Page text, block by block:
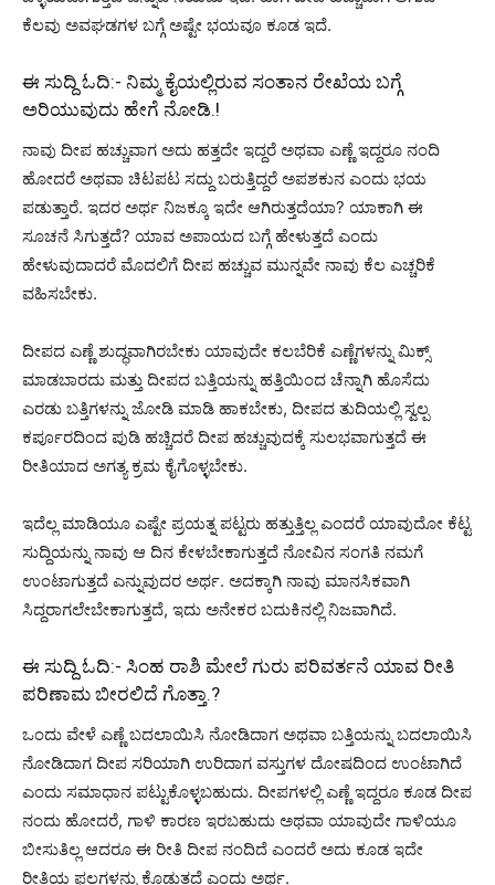
ಕೆಲವು ಅವಘಡಗಳ ಬಗ್ಗೆ ಅಷ್ಟೇ ಭಯವೂ ಕೂಡ ಇದೆ.
ಈ ಸುದ್ದಿ ಓದಿ:- ನಿಮ್ಮ ಕೈಯಲ್ಲಿರುವ ಸಂತಾನ ರೇಖೆಯ ಬಗ್ಗೆ
ಅರಿಯುವುದು ಹೇಗೆ ನೋಡಿ.!
ನಾವು ದೀಪ ಹಚ್ಚುವಾಗ ಅದು ಹತ್ತದೇ ಇದ್ದರೆ ಅಥವಾ ಎಣ್ಣೆ ಇದ್ದರೂ ನಂದಿ
ಹೋದರೆ ಅಥವಾ ಚಿಟಪಟ ಸದ್ದು ಬರುತ್ತಿದ್ದರೆ ಅಪಶಕುನ ಎಂದು ಭಯ
ಪಡುತ್ತಾರೆ. ಇದರ ಅರ್ಥ ನಿಜಕ್ಕೂ ಇದೇ ಆಗಿರುತ್ತದೆಯಾ? ಯಾಕಾಗಿ ಈ
ಸೂಚನೆ ಸಿಗುತ್ತದೆ? ಯಾವ ಅಪಾಯದ ಬಗ್ಗೆ ಹೇಳುತ್ತದೆ ಎಂದು
ಹೇಳುವುದಾದರೆ ಮೊದಲಿಗೆ ದೀಪ ಹಚ್ಚುವ ಮುನ್ನವೇ ನಾವು ಕೆಲ ಎಚ್ಚರಿಕೆ
ವಹಿಸಬೇಕು.
ದೀಪದ ಎಣ್ಣೆ ಶುದ್ಧವಾಗಿರಬೇಕು ಯಾವುದೇ ಕಲಬೆರಿಕೆ ಎಣ್ಣೆಗಳನ್ನು ಮಿಕ್ಸ್
ಮಾಡಬಾರದು ಮತ್ತು ದೀಪದ ಬತ್ತಿಯನ್ನು ಹತ್ತಿಯಿಂದ ಚೆನ್ನಾಗಿ ಹೊಸೆದು
ಎರಡು ಬತ್ತಿಗಳನ್ನು ಜೋಡಿ ಮಾಡಿ ಹಾಕಬೇಕು, ದೀಪದ ತುದಿಯಲ್ಲಿ ಸ್ವಲ್ಪ
ಕರ್ಪೂರದಿಂದ ಪುಡಿ ಹಚ್ಚಿದರೆ ದೀಪ ಹಚ್ಚುವುದಕ್ಕೆ ಸುಲಭವಾಗುತ್ತದೆ ಈ
ರೀತಿಯಾದ ಅಗತ್ಯ ಕ್ರಮ ಕೈಗೊಳ್ಳಬೇಕು.
ಇದೆಲ್ಲ ಮಾಡಿಯೂ ಎಷ್ಟೇ ಪ್ರಯತ್ನ ಪಟ್ಟರು ಹತ್ತುತ್ತಿಲ್ಲ ಎಂದರೆ ಯಾವುದೋ ಕೆಟ್ಟ
ಸುದ್ದಿಯನ್ನು ನಾವು ಆ ದಿನ ಕೇಳಬೇಕಾಗುತ್ತದೆ ನೋವಿನ ಸಂಗತಿ ನಮಗೆ
ಉಂಟಾಗುತ್ತದೆ ಎನ್ನುವುದರ ಅರ್ಥ. ಅದಕ್ಕಾಗಿ ನಾವು ಮಾನಸಿಕವಾಗಿ
ಸಿದ್ದರಾಗಲೇಬೇಕಾಗುತ್ತದೆ, ಇದು ಅನೇಕರ ಬದುಕಿನಲ್ಲಿ ನಿಜವಾಗಿದೆ.
ಈ ಸುದ್ದಿ ಓದಿ:- ಸಿಂಹ ರಾಶಿ ಮೇಲೆ ಗುರು ಪರಿವರ್ತನೆ ಯಾವ ರೀತಿ
ಪರಿಣಾಮ ಬೀರಲಿದೆ ಗೊತ್ತಾ.?
ಒಂದು ವೇಳೆ ಎಣ್ಣೆ ಬದಲಾಯಿಸಿ ನೋಡಿದಾಗ ಅಥವಾ ಬತ್ತಿಯನ್ನು ಬದಲಾಯಿಸಿ
ನೋಡಿದಾಗ ದೀಪ ಸರಿಯಾಗಿ ಉರಿದಾಗ ವಸ್ತುಗಳ ದೋಷದಿಂದ ಉಂಟಾಗಿದೆ
ಎಂದು ಸಮಾಧಾನ ಪಟ್ಟುಕೊಳ್ಳಬಹುದು. ದೀಪಗಳಲ್ಲಿ ಎಣ್ಣೆ ಇದ್ದರೂ ಕೂಡ ದೀಪ
ನಂದು ಹೋದರೆ, ಗಾಳಿ ಕಾರಣ ಇರಬಹುದು ಅಥವಾ ಯಾವುದೇ ಗಾಳಿಯೂ
ಬೀಸುತಿಲ್ಲ ಆದರೂ ಈ ರೀತಿ ದೀಪ ನಂದಿದೆ ಎಂದರೆ ಅದು ಕೂಡ ಇದೇ
ರೀತಿಯ ಫಲಗಳನ್ನು ಕೊಡುತ್ತದೆ ಎಂದು ಅರ್ಥ.